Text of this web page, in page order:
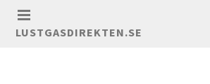
LUSTGASDIREKTEN.SE